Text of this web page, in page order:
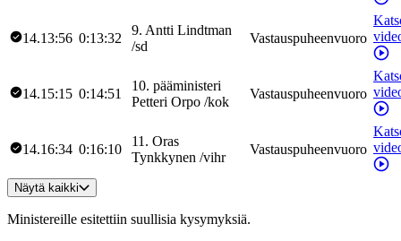
14.13:56 0:13:32
9. Antti Lindtman
/sd
Vastauspuheenvuoro
14.15:15 0:14:51
10. pääministeri
Petteri Orpo /kok
Vastauspuheenvuoro
14.16:34 0:16:10
11 . Oras
Tynkkynen /vihr
Vastauspuheenvuoro
Näytä kaikki
Ministereille esitettiin suullisia kysymyksiä.